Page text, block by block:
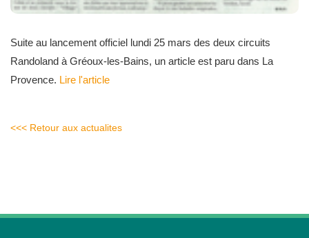
Suite au lancement officiel lundi 25 mars des deux circuits
Randoland à Gréoux-les-Bains, un article est paru dans La
Provence. Lire l'article
<<< Retour aux actualites